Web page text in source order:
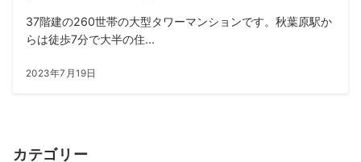
37階建の260世帯の大型タワーマンションです。秋葉原駅か
らは徒歩7分で大半の住...
2023年7月19日
カテゴリー